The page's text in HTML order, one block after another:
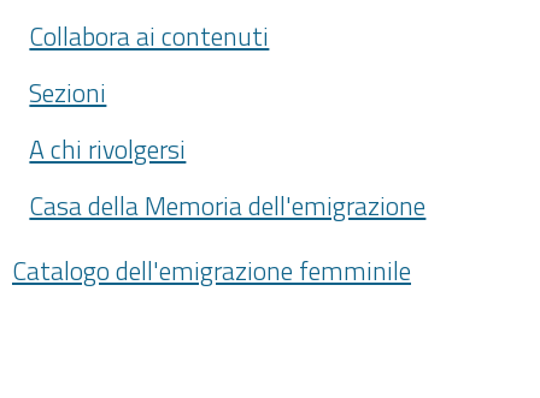
Collabora ai contenuti
Sezioni
A chi rivolgersi
Casa della Memoria dell'emigrazione
Catalogo dell'emigrazione femminile